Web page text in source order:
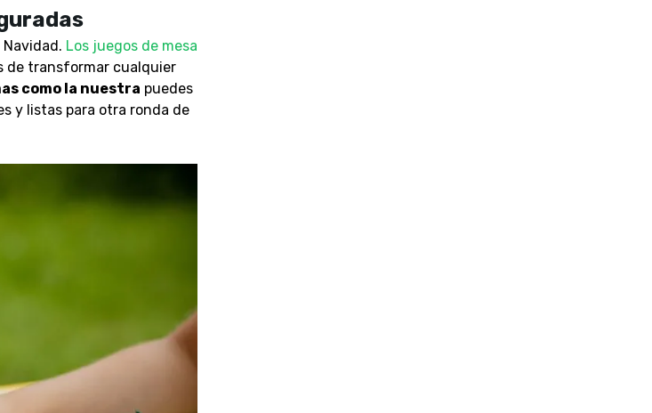
Los juegos de mesa
de transformar cualquier
como la nuestra puedes
y listas para otra ronda de